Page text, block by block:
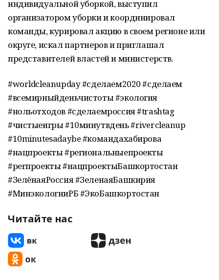
индивидуальной уборкой, выступил
организатором уборки и координировал
команды, курировал акцию в своем регионе или
округе, искал партнеров и приглашал
представителей властей и министерств.
#worldcleanupday #сделаем2020 #сделаем
#всемирныйденьчистоты #экология
#нольотходов #сделаемроссия #trashtag
#чистыеигры #10минутвдень #rivercleanup
#10minutesadaybe #командахабирова
#нацпроекты #региональныепроекты
#регпроекты #нацпроектыБашкортостан
#ЗелёнаяРоссия #ЗеленаяБашкирия
#МинэкологииРБ #ЭкоБашкортостан
Читайте нас